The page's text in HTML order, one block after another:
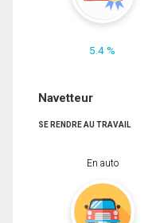
5.4 %
Navetteur
SE RENDRE AU TRAVAIL
En auto